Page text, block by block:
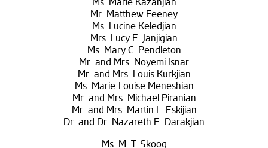
Ms. Marie Kazanjian
Mr. Matthew Feeney
Ms. Lucine Keledjian
Mrs. Lucy E. Janjigian
Ms. Mary C. Pendleton
Mr. and Mrs. Noyemi Isnar
Mr. and Mrs. Louis Kurkjian
Ms. Marie-Louise Meneshian
Mr. and Mrs. Michael Piranian
Mr. and Mrs. Martin L. Eskijian
Dr. and Dr. Nazareth E. Darakjian
Ms. M. T. Skoog